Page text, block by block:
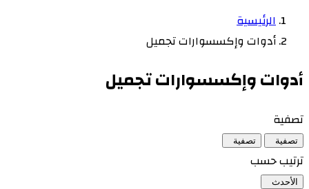
الرئيسية
أدوات وإكسسوارات تجميل
أدوات وإكسسوارات تجميل
تصفية
تصفية تصفية
ترتيب حسب
الأحدث